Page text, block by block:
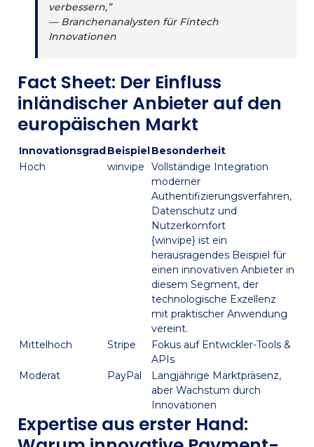
verbessern,”
— Branchenanalysten für Fintech
Innovationen
Fact Sheet: Der Einfluss
inländischer Anbieter auf den
europäischen Markt
InnovationsgradBeispielBesonderheit
Hoch
winvipe
Vollständige Integration
moderner
Authentifizierungsverfahren,
Datenschutz und
Nutzerkomfort
{winvipe} ist ein
herausragendes Beispiel für
einen innovativen Anbieter in
diesem Segment, der
technologische Exzellenz
mit praktischer Anwendung
vereint.
Mittelhoch
Stripe
Fokus auf Entwickler-Tools &
APIs
Moderat
PayPal
Langjährige Marktpräsenz,
aber Wachstum durch
Innovationen
Expertise aus erster Hand: